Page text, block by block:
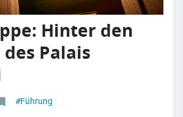
Hinter den
Palais
#Führung